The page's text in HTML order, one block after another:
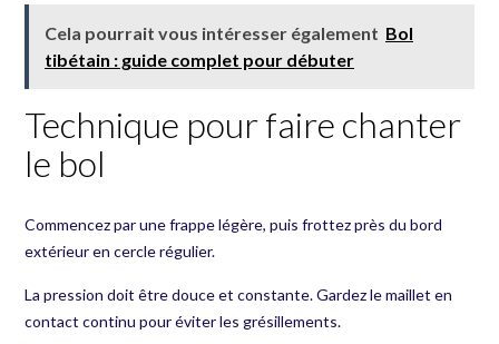
Cela pourrait vous intéresser également Bol
tibétain : guide complet pour débuter
Technique pour faire chanter
le bol
Commencez par une frappe légère, puis frottez près du bord
extérieur en cercle régulier.
La pression doit être douce et constante. Gardez le maillet en
contact continu pour éviter les grésillements.